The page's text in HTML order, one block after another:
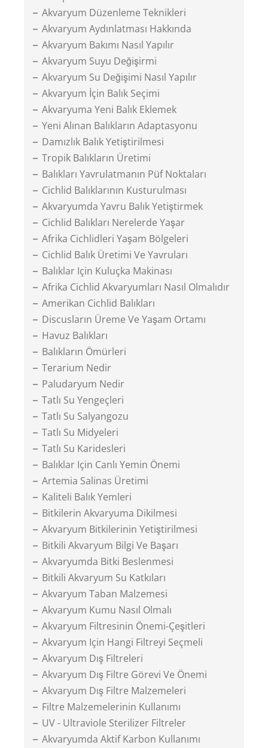
Akvaryum Düzenleme Teknikleri
Akvaryum Aydınlatması Hakkında
Akvaryum Bakımı Nasıl Yapılır
Akvaryum Suyu Değişirmi
Akvaryum Su Değişimi Nasıl Yapılır
Akvaryum İçin Balık Seçimi
Akvaryuma Yeni Balık Eklemek
Yeni Alınan Balıkların Adaptasyonu
Damızlık Balık Yetiştirilmesi
Tropik Balıkların Üretimi
Balıkları Yavrulatmanın Püf Noktaları
Cichlid Balıklarının Kusturulması
Akvaryumda Yavru Balık Yetiştirmek
Cichlid Balıkları Nerelerde Yaşar
Afrika Cichlidleri Yaşam Bölgeleri
Cichlid Balık Üretimi Ve Yavruları
Balıklar Için Kuluçka Makinası
Afrika Cichlid Akvaryumları Nasıl Olmalıdır
Amerikan Cichlid Balıkları
Discusların Üreme Ve Yaşam Ortamı
Havuz Balıkları
Balıkların Ömürleri
Terarium Nedir
Paludaryum Nedir
Tatlı Su Yengeçleri
Tatlı Su Salyangozu
Tatlı Su Midyeleri
Tatlı Su Karidesleri
Balıklar Için Canlı Yemin Önemi
Artemia Salinas Üretimi
Kaliteli Balık Yemleri
Bitkilerin Akvaryuma Dikilmesi
Akvaryum Bitkilerinin Yetiştirilmesi
Bitkili Akvaryum Bilgi Ve Başarı
Akvaryumda Bitki Beslenmesi
Bitkili Akvaryum Su Katkıları
Akvaryum Taban Malzemesi
Akvaryum Kumu Nasıl Olmalı
Akvaryum Filtresinin Önemi-Çeşitleri
Akvaryum Için Hangi Filtreyi Seçmeli
Akvaryum Dış Filtreleri
Akvaryum Dış Filtre Görevi Ve Önemi
Akvaryum Dış Filtre Malzemeleri
Filtre Malzemelerinin Kullanımı
UV - Ultraviole Sterilizer Filtreler
Akvaryumda Aktif Karbon Kullanımı